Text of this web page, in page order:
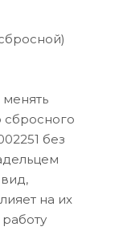
сбросного
без
на их